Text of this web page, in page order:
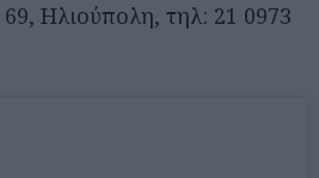
Ηλιούπολη, τηλ: 21 0973